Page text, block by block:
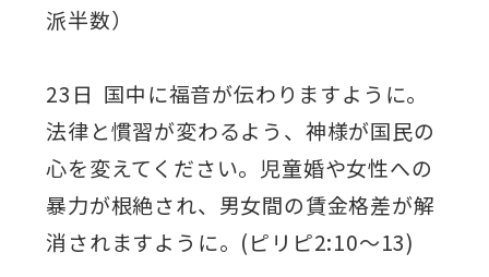
派半数）
23日 国中に福音が伝わりますように。
法律と慣習が変わるよう、神様が国民の
心を変えてください。児童婚や女性への
暴力が根絶され、男女間の賃金格差が解
消されますように。(ピリピ2:10～13)